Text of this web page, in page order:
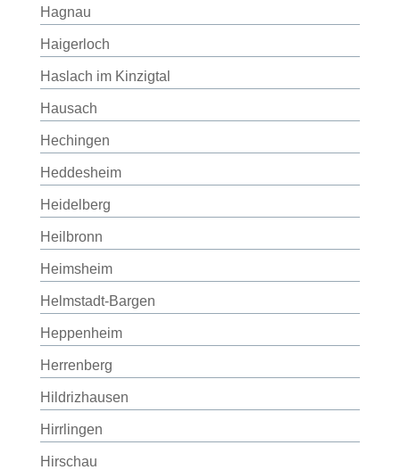
Hagnau
Haigerloch
Haslach im Kinzigtal
Hausach
Hechingen
Heddesheim
Heidelberg
Heilbronn
Heimsheim
Helmstadt-Bargen
Heppenheim
Herrenberg
Hildrizhausen
Hirrlingen
Hirschau